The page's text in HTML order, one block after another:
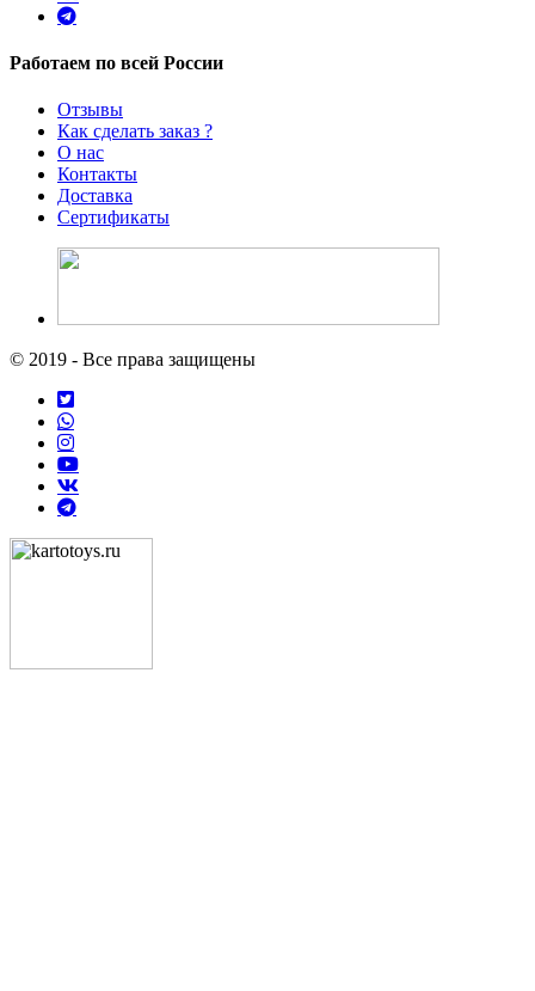
Работаем по всей России
Отзывы
Как сделать заказ ?
О нас
Контакты
Доставка
Сертификаты
© 2019 - Все права защищены